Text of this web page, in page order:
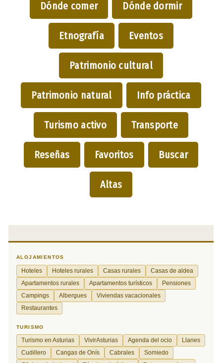
Dónde comer Dónde dormir
Etnografía Eventos
Patrimonio cultural
Patrimonio natural Info práctica
Turismo activo Transporte
Reseñas Favoritos Buscar
Altas